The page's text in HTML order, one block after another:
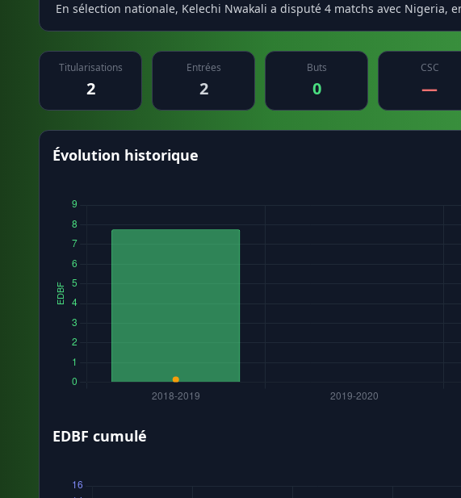
En sélection nationale, Kelechi Nwakali a disputé 4 matchs avec Nigeria,
Titularisations
2
Entrées
2
Buts
0
CSC
—
Évolution historique
EDBF cumulé